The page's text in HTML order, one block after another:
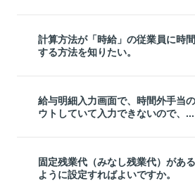
計算方法が「時給」の従業員に時
する方法を知りたい。
給与明細入力画面で、時間外手当
ウトしていて入力できないので、...
固定残業代（みなし残業代）があ
ように設定すればよいですか。